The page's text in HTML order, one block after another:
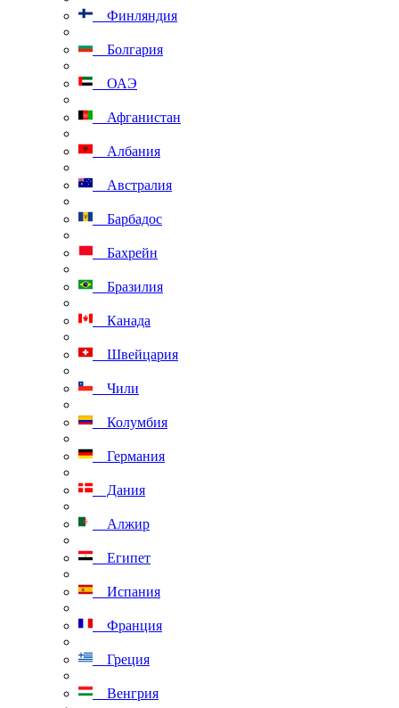
Финляндия
Болгария
ОАЭ
Афганистан
Албания
Австралия
Барбадос
Бахрейн
Бразилия
Канада
Швейцария
Чили
Колумбия
Германия
Дания
Алжир
Египет
Испания
Франция
Греция
Венгрия